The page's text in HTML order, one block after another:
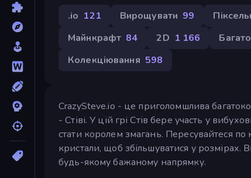
.io 121 Вирощувати 99
Майнкрафт 84 2D 1 166
Колекціювання 598
CrazySteve.io - це приголомшлива
- Стіві. У цій грі Стів бере участь у
стати королем змагань. Пересувайтеся по
кристали, щоб збільшуватися у розмірах.
будь-якому бажаному напрямку.